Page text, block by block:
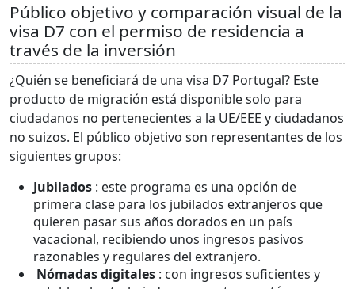
Público objetivo y comparación visual de la
visa D7 con el permiso de residencia a
través de la inversión
¿Quién se beneficiará de una visa D7 Portugal? Este
producto de migración está disponible solo para
ciudadanos no pertenecientes a la UE/EEE y ciudadanos
no suizos. El público objetivo son representantes de los
siguientes grupos:
Jubilados : este programa es una opción de
primera clase para los jubilados extranjeros que
quieren pasar sus años dorados en un país
vacacional, recibiendo unos ingresos pasivos
razonables y regulares del extranjero.
Nómadas digitales : con ingresos suficientes y